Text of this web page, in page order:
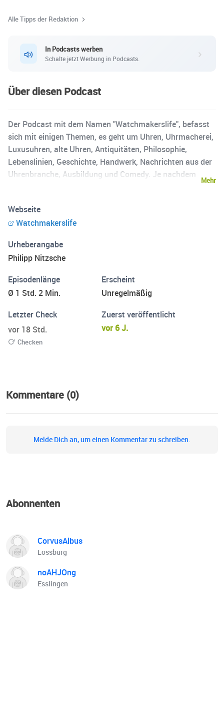
Alle Tipps der Redaktion
In Podcasts werben
Schalte jetzt Werbung in Podcasts.
Über diesen Podcast
Der Podcast mit dem Namen "Watchmakerslife", befasst
sich mit einigen Themen, es geht um Uhren, Uhrmacherei,
Luxusuhren, alte Uhren, Antiquitäten, Philosophie,
Lebenslinien, Geschichte, Handwerk, Nachrichten aus der
Uhrenbranche, Ausbildung und Comedy. Je nachdem
sehr lustig sein. Es wird nicht nur um Uhren gehen
sondern um alles was mich in meinem Leben als
Sie ganz herzlich ein, mir bei dieser bunten Mischung mir
ein Gast zu sein. Sie haben Fragen, Meinungen,
Anregungen oder sogar Lob? Schreiben Sie mir eine E-
Mail! .-) info@uhrmachermeister-nitzsche.de
Mehr
Webseite
Watchmakerslife
Urheberangabe
Philipp Nitzsche
Episodenlänge
Ø 1 Std. 2 Min.
Erscheint
Unregelmäßig
Letzter Check
vor 18 Std.
Checken
Zuerst veröffentlicht
vor 6 J.
Kommentare (0)
Melde Dich an, um einen Kommentar zu schreiben.
Abonnenten
CorvusAlbus
Lossburg
noAHJOng
Esslingen